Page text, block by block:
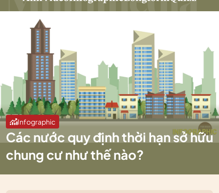
Infographic
Các nước quy định thời hạn sở hữu
chung cư như thế nào?